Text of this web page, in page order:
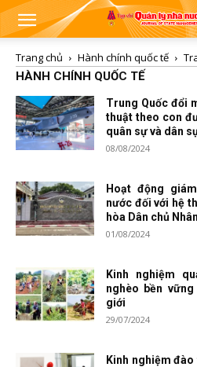
Trang chủ Hành chính quốc tế
HÀNH CHÍNH QUỐC TẾ
Trung Quốc đổi
thuật theo con
quân sự và dân
08/08/2024
Hoạt động
nước đối với hệ
hòa Dân chủ
01/08/2024
Kinh nghiệm
nghèo bền
giới
29/07/2024
Kinh nghiệm